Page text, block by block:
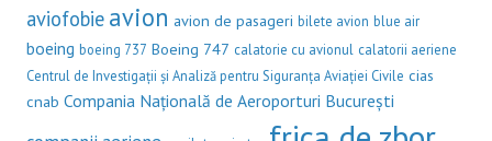
aviofobie avion avion de pasageri bilete avion blue air
boeing boeing 737 Boeing 747 calatorie cu avionul calatorii aeriene
Centrul de Investigații și Analiză pentru Siguranța Aviației Civile cias
cnab Compania Națională de Aeroporturi București